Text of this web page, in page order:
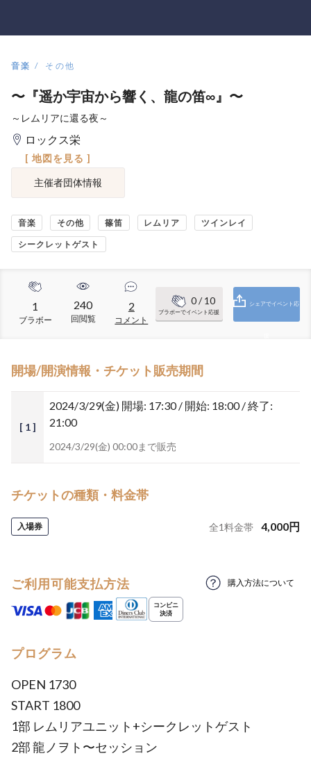
音楽 その他
〜『遥か宇宙から響く、龍の笛∞』〜
～レムリアに還る夜～
ロックス栄
[ 地図を見る ]
主催者団体情報
音楽 その他 篠笛 レムリア ツインレイ
シークレットゲスト
1
ブラボー
240
回閲覧
2
コメント
0/ 10
ブラボーでイベント応援
シェアでイベント応
開場/開演情報・チケット販売期間
[ 1 ]
2024/3/29(金) 開場: 17:30 / 開始: 18:00 / 終了:
21:00
2024/3/29(金) 00:00まで販売
チケットの種類・料金帯
入場券 全1料金帯 4,000円
ご利用可能支払方法 購入方法について
プログラム
OPEN 1730
START 1800
1部 レムリアユニット+シークレットゲスト
2部 龍ノヲト〜セッション